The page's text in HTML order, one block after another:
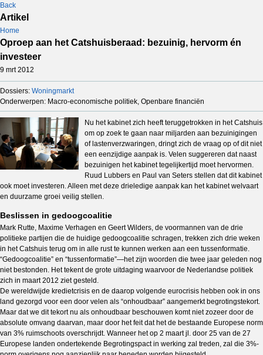
Back
Artikel
Home
Oproep aan het Catshuisberaad: bezuinig, hervorm én
investeer
9 mrt 2012
Dossiers: Woningmarkt
Onderwerpen: Macro-economische politiek, Openbare financiën
Nu het kabinet zich heeft teruggetrokken in het Catshuis
om op zoek te gaan naar miljarden aan bezuinigingen
of lastenverzwaringen, dringt zich de vraag op of dit niet
een eenzijdige aanpak is. Velen suggereren dat naast
bezuinigen het kabinet tegelijkertijd moet hervormen.
Ruud Lubbers en Paul van Seters stellen dat dit kabinet
ook moet investeren. Alleen met deze drieledige aanpak kan het kabinet welvaart
en duurzame groei veilig stellen.
Beslissen in gedoogcoalitie
Mark Rutte, Maxime Verhagen en Geert Wilders, de voormannen van de drie
politieke partijen die de huidige gedoogcoalitie schragen, trekken zich drie weken
in het Catshuis terug om in alle rust te kunnen werken aan een tussenformatie.
“Gedoogcoalitie” en “tussenformatie”—het zijn woorden die twee jaar geleden nog
niet bestonden. Het tekent de grote uitdaging waarvoor de Nederlandse politiek
zich in maart 2012 ziet gesteld.
De wereldwijde kredietcrisis en de daarop volgende eurocrisis hebben ook in ons
land gezorgd voor een door velen als “onhoudbaar” aangemerkt begrotingstekort.
Maar dat we dit tekort nu als onhoudbaar beschouwen komt niet zozeer door de
absolute omvang daarvan, maar door het feit dat het de bestaande Europese norm
van 3% ruimschoots overschrijdt. Wanneer het op 2 maart jl. door 25 van de 27
Europese landen ondertekende Begrotingspact in werking zal treden, zal die 3%-